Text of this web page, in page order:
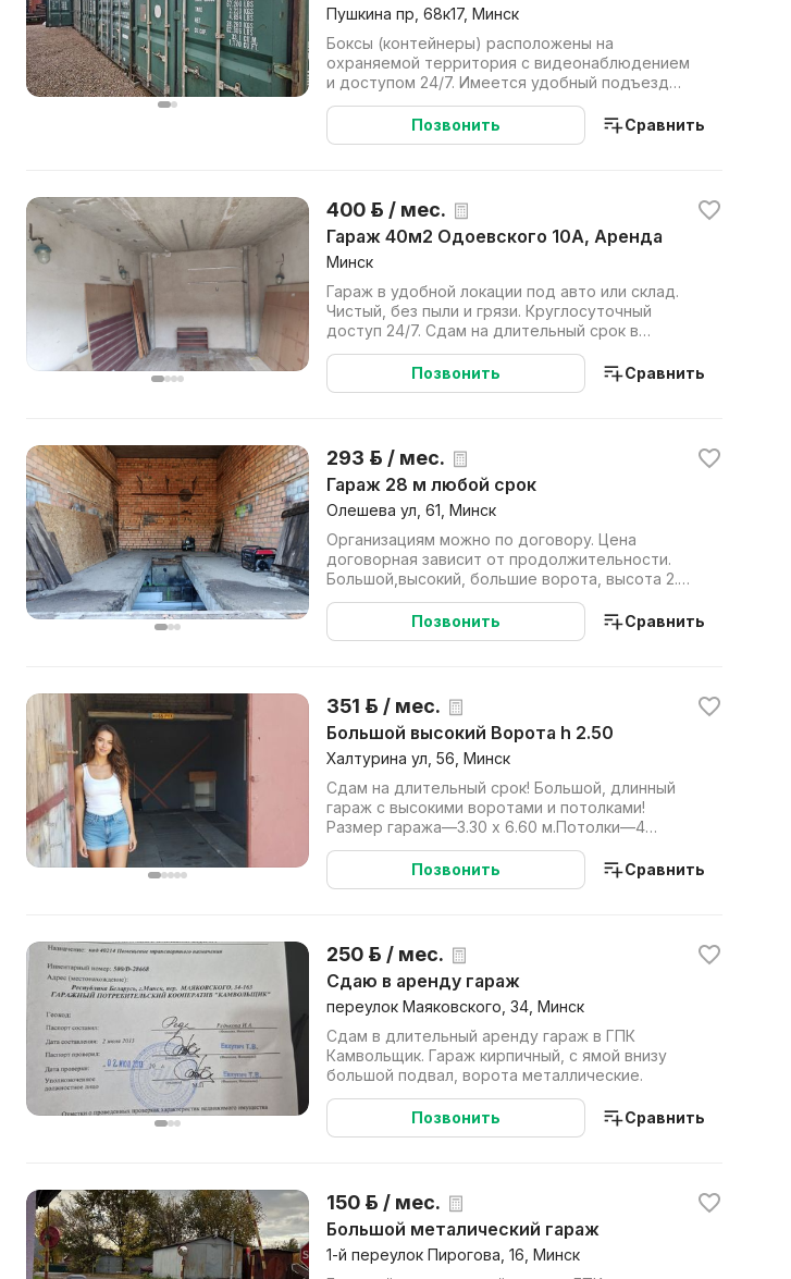
Пушкина пр, 68к17, Минск
Боксы (контейнеры) расположены на
охраняемой территория с видеонаблюдением
и доступом 24/7. Имеется удобный подъезд
для всех видов транспорта. Предла...
Позвонить
Сравнить
400 р. / мес.
Гараж 40м2 Одоевского 10А, Аренда
Минск
Гараж в удобной локации под авто или склад.
Чистый, без пыли и грязи. Круглосуточный
доступ 24/7. Сдам на длительный срок в
хорошие р...
Позвонить
Сравнить
293 р. / мес.
Гараж 28 м любой срок
Олешева ул, 61, Минск
Организациям можно по договору. Цена
договорная зависит от продолжительности.
Большой,высокий, большие ворота, высота 2.5
м. ширина 2.6 м , высота п...
Позвонить
Сравнить
351 р. / мес.
Большой высокий Ворота h 2.50
Халтурина ул, 56, Минск
Сдам на длительный срок! Большой, длинный
гараж с высокими воротами и потолками!
Размер гаража—3.30 х 6.60 м.Потолки—4
м.Длинная яма.Ворота 2.50 х 2.6...
Позвонить
Сравнить
250 р. / мес.
Сдаю в аренду гараж
переулок Маяковского, 34, Минск
Сдам в длительный аренду гараж в ГПК
Камвольщик. Гараж кирпичный, с ямой внизу
большой подвал, ворота металлические.
Позвонить Сравнить
150 р. / мес.
Большой металический гараж
1-й переулок Пирогова, 16, Минск